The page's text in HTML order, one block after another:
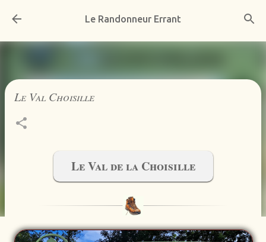
Accéder au contenu principal
Le Randonneur Errant
Le Val Choisille
Le Val de la Choisille